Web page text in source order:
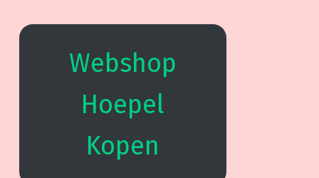
Webshop
Hoepel
Kopen